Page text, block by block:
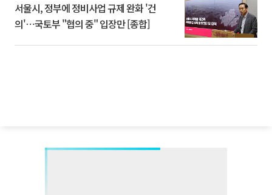
서울시, 정부에 정비사업 규제 완화 '건
의'⋯국토부 "협의 중" 입장만 [종합]